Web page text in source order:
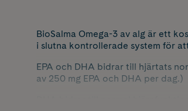
BioSalma Omega-3 av alg är ett
i slutna kontrollerade system för
EPA och DHA bidrar till hjärtats
av 250 mg EPA och DHA per dag.)